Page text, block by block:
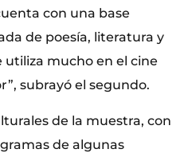
con una base
de poesía, literatura y
utiliza mucho en el cine
subrayó el segundo.
de la muestra, con
de algunas